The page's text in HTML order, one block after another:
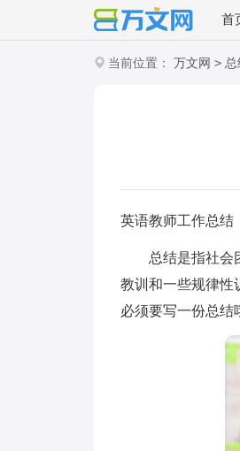
首
当前位置： 万文网 > 总
英语教师工作总结
总结是指社会团
教训和一些规律性
必须要写一份总结